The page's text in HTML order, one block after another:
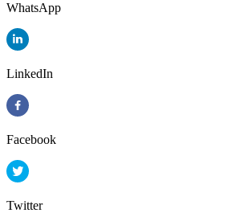
WhatsApp
LinkedIn
Facebook
Twitter